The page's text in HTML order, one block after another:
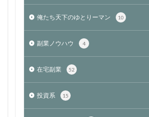
俺たち天下のゆとりーマン 10
副業ノウハウ 4
在宅副業 52
投資系 15